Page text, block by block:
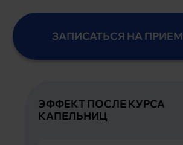
ЗАПИСАТЬСЯ НА ПРИЕМ
ЭФФЕКТ ПОСЛЕ КУРСА
КАПЕЛЬНИЦ